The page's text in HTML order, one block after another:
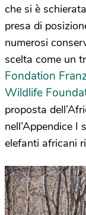
che si è
presa di
numerosi
scelta come un
Fondation
Wildlife
proposta
nell’Appendice I
elefanti africani